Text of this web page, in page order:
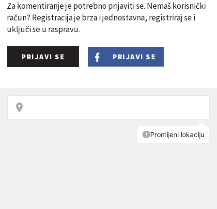
Za komentiranje je potrebno prijaviti se. Nemaš korisnički
račun? Registracija je brza i jednostavna, registriraj se i
uključi se u raspravu.
PRIJAVI SE PRIJAVI SE